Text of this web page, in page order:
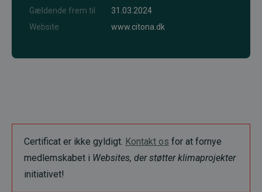
Gældende frem til
31.03.2024
Website
www.citona.dk
Certificat er ikke gyldigt. Kontakt os for at fornye
medlemskabet i Websites, der støtter klimaprojekter
initiativet!